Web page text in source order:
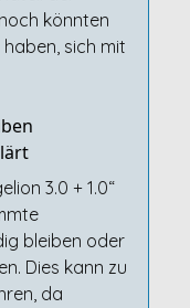
könnten
sich mit
3.0 + 1.0“
bleiben oder
Dies kann zu
da